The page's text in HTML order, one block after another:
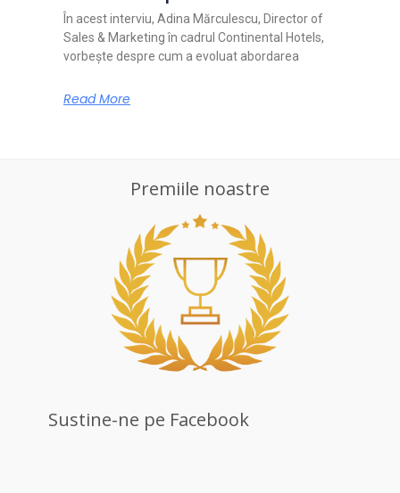
În acest interviu, Adina Mărculescu, Director of
Sales & Marketing în cadrul Continental Hotels,
vorbește despre cum a evoluat abordarea
Read More
Premiile noastre
Sustine-ne pe Facebook